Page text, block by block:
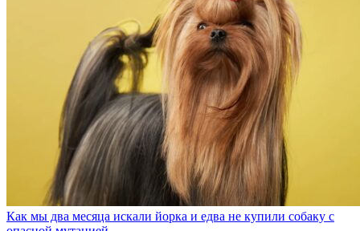
Как мы два месяца искали йорка и едва не купили собаку с